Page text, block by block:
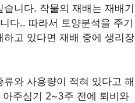
니다. 작물의 재배는 재배기
다.. 따라서 토양분석을 주기
고 있다면 재배 중에 생리장
와 사용량이 적혀 있다고 해
주심기 2~3주 전에 퇴비와